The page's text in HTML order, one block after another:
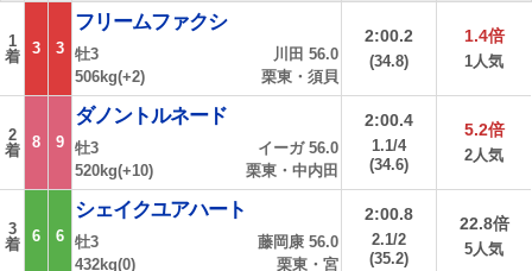
1
着
3 3
フリームファクシ
牡3
506kg(+2)
川田 56.0
栗東・須貝
2:00.2
(34.8)
1.4倍
1人気
2
着
8 9
ダノントルネード
牡3
520kg(+10)
イーガ 56.0
栗東・中内田
2:00.4
1.1/4
(34.6)
5.2倍
2人気
3
着
6 6
シェイクユアハート
牡3
432kg(0)
藤岡康 56.0
栗東・宮
2:00.8
2.1/2
(35.2)
22.8倍
5人気